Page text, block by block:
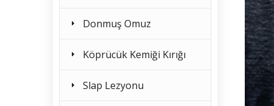
Donmuş Omuz
Köprücük Kemiği Kırığı
Slap Lezyonu